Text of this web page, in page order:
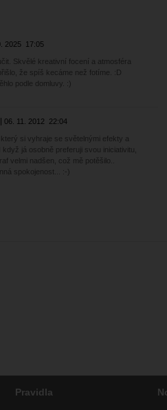
2025 17:05
Skvělé kreativní focení a atmosféra
že spíš kecáme než fotíme. :D
podle domluvy. :)
06. 11. 2012 22:04
si vyhraje se světelnými efekty a
já osobně preferuji svou iniciativitu,
velmi nadšen, což mě potěšilo..
spokojenost... :-)
Pravidla